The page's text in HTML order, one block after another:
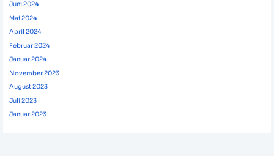
Juni 2024
Mai 2024
April 2024
Februar 2024
Januar 2024
November 2023
August 2023
Juli 2023
Januar 2023